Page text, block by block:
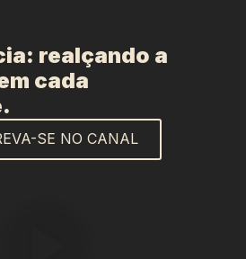
realçando a
cada
SE NO CANAL